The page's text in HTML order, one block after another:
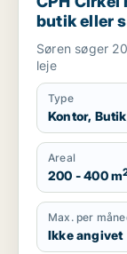
butik eller
Nordhavn
Søren søger
leje
Type
Kontor,
Areal
200 - 400 m
Max. per
Ikke angivet